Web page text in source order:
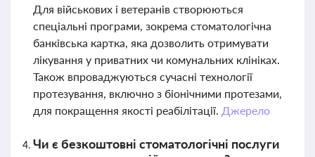
Для військових і ветеранів створюються
спеціальні програми, зокрема стоматологічна
банківська картка, яка дозволить отримувати
лікування у приватних чи комунальних клініках.
Також впроваджуються сучасні технології
протезування, включно з біонічними протезами,
для покращення якості реабілітації. Джерело
Чи є безкоштовні стоматологічні послуги